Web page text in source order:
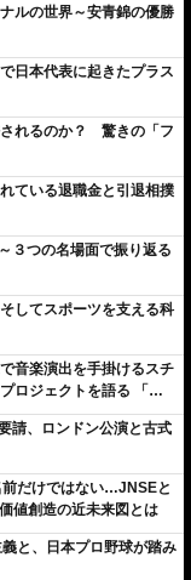
ルの世界～安青錦の優勝
日本代表に起きたプラス
れるのか？ 驚きの「フ
ている退職金と引退相撲
３つの名場面で振り返る
してスポーツを支える科
音楽演出を手掛けるスチ
ロジェクトを語る 「楽
長曲線だから」
請、ロンドン公演と古式
前だけではない…JNSEと
値創造の近未来図とは
と、日本プロ野球が踏み